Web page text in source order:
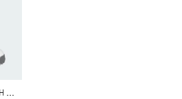
P
ANTOFI DE GOLF LAȚI TECH RESPONSE 3.0